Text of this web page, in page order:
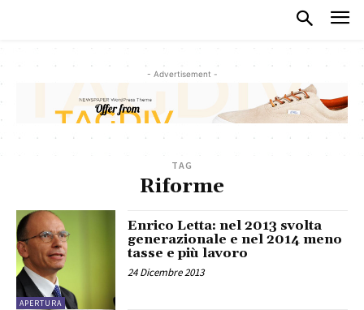
- Advertisement -
TAG
Riforme
APERTURA
Enrico Letta: nel 2013 svolta
generazionale e nel 2014 meno
tasse e più lavoro
24 Dicembre 2013